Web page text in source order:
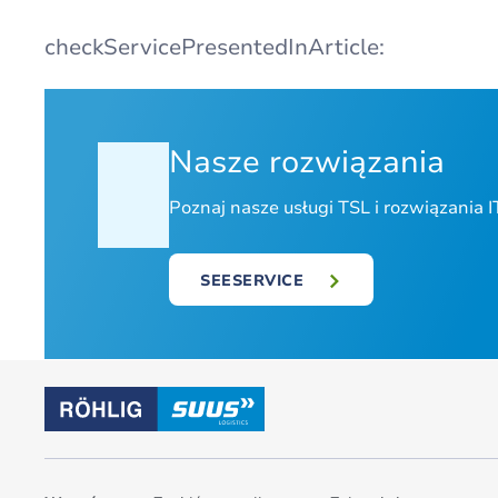
checkServicePresentedInArticle:
Nasze rozwiązania
Poznaj nasze usługi TSL i rozwiązania
SEESERVICE